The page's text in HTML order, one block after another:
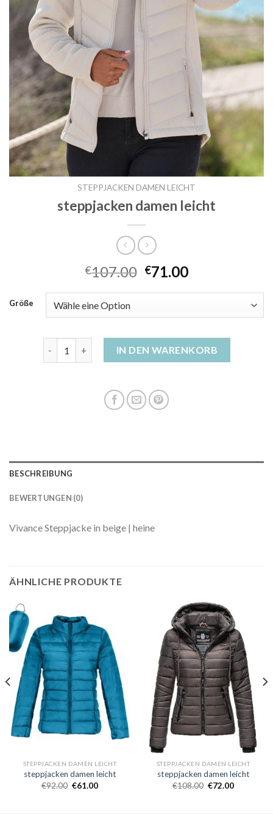
STEPPJACKEN DAMEN LEICHT
steppjacken damen leicht
€107.00 €71.00
Größe
steppjacken damen leicht Menge
IN DEN WARENKORB
BESCHREIBUNG
BEWERTUNGEN (0)
Vivance Steppjacke in beige | heine
ÄHNLICHE PRODUKTE
STEPPJACKEN DAMEN LEICHT
steppjacken damen leicht
€92.00 €61.00
STEPPJACKEN DAMEN LEICHT
steppjacken damen leicht
€108.00 €72.00